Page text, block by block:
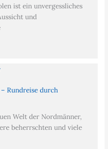
ist ein unvergessliches
und
Rundreise durch
Welt der Nordmänner,
beherrschten und viele